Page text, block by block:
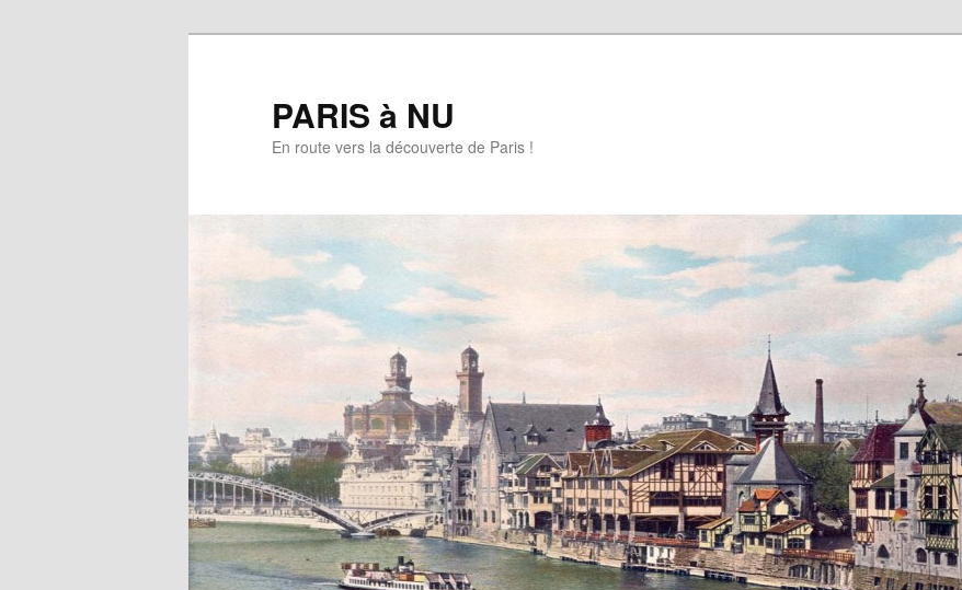
PARIS à NU
En route vers la découverte de Paris !